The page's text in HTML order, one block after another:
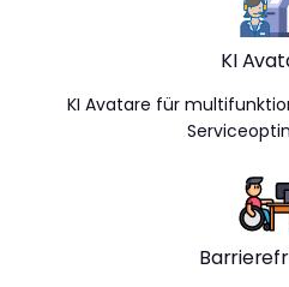
KI
KI Avatare für